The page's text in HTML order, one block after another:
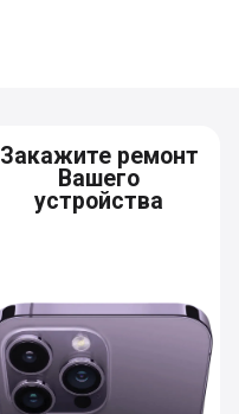
Закажите ремонт
Вашего
устройства